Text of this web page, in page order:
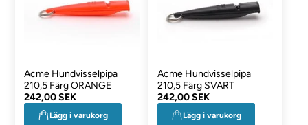
Acme Hundvisselpipa
210,5 Färg ORANGE
242,00 SEK
Lägg i varukorg
Acme Hundvisselpipa
210,5 Färg SVART
242,00 SEK
Lägg i varukorg